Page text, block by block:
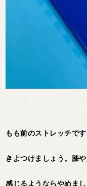
もも前のストレッチで
きよつけましょう。膝
感じるようならやめまし